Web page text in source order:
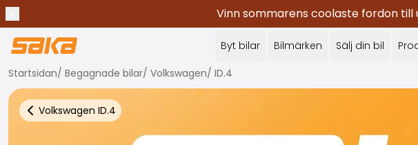
Vinn sommarens coolaste fordon
Stoppa meddelanden
✕
Byt bilar Bilmärken Sälj din bil
Startsidan/ Begagnade bilar/ Volkswagen/ ID.4
Volkswagen ID.4
Tillbaka till fler bilresultat